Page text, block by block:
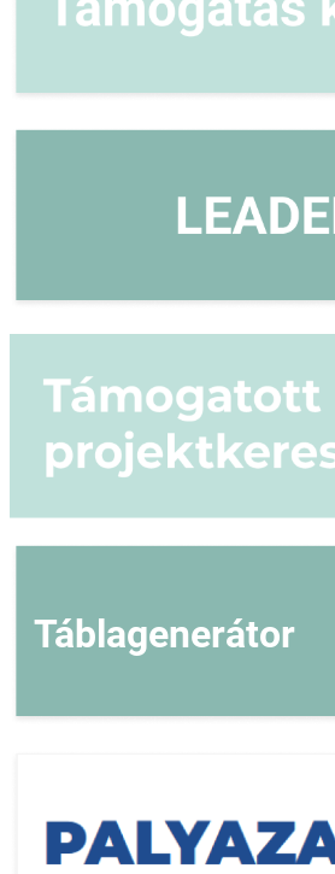
Táblagenerátor